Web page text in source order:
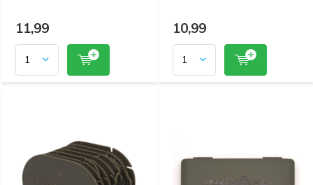
11,99 10,99